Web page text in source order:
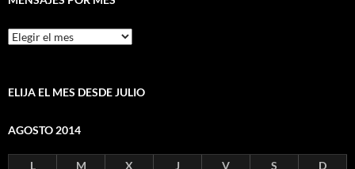
Mensajes
por
ELIJA EL MES DESDE JULIO
AGOSTO 2014
L M X J V S
D